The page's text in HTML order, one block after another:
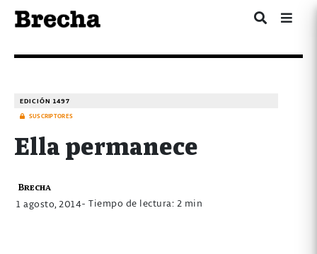
EDICIÓN 1497
SUSCRIPTORES
Ella permanece
Brecha
1 agosto, 2014- Tiempo de lectura: 2 min